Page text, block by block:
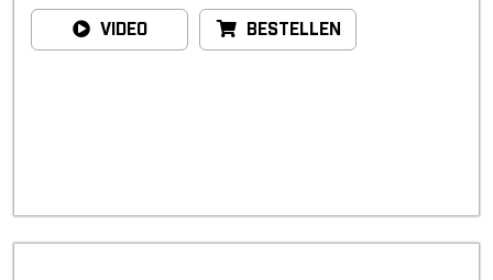
VIDEO BESTELLEN